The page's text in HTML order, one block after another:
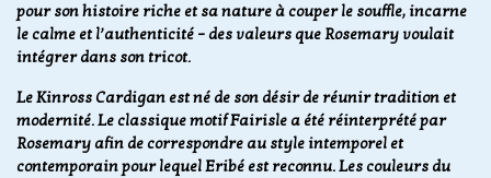
pour son histoire riche et sa nature à couper le souffle, incarne
le calme et l’authenticité – des valeurs que Rosemary voulait
intégrer dans son tricot.
Le Kinross Cardigan est né de son désir de réunir tradition et
modernité. Le classique motif Fairisle a été réinterprété par
Rosemary afin de correspondre au style intemporel et
contemporain pour lequel Eribé est reconnu. Les couleurs du